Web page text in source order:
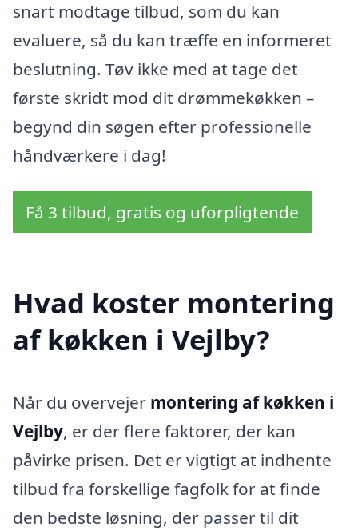
snart modtage tilbud, som du kan
evaluere, så du kan træffe en informeret
beslutning. Tøv ikke med at tage det
første skridt mod dit drømmekøkken –
begynd din søgen efter professionelle
håndværkere i dag!
Få 3 tilbud, gratis og uforpligtende
Hvad koster montering
af køkken i Vejlby?
Når du overvejer montering af køkken i
Vejlby, er der flere faktorer, der kan
påvirke prisen. Det er vigtigt at indhente
tilbud fra forskellige fagfolk for at finde
den bedste løsning, der passer til dit